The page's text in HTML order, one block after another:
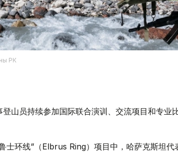
РК
山员持续参加国际联合演训、交流项目和专业
士环线”（Elbrus Ring）项目中，哈萨克斯坦